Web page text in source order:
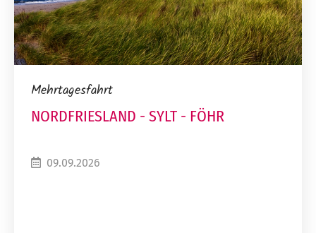
Mehrtagesfahrt
NORDFRIESLAND - SYLT - FÖHR
09.09.2026